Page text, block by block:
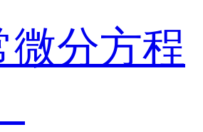
微分方程